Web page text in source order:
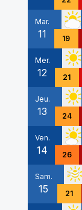
Mar.
11 19
Mer.
12 21
Jeu.
13 24
Ven.
14 26
Sam.
15 21